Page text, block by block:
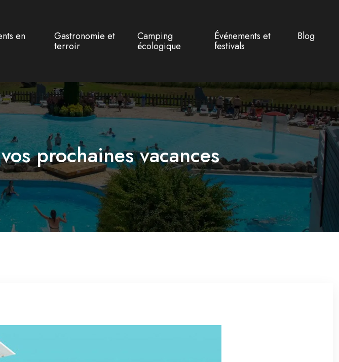
en Gastronomie et
terroir
Camping
écologique
Événements et
festivals
Blog
prochaines vacances